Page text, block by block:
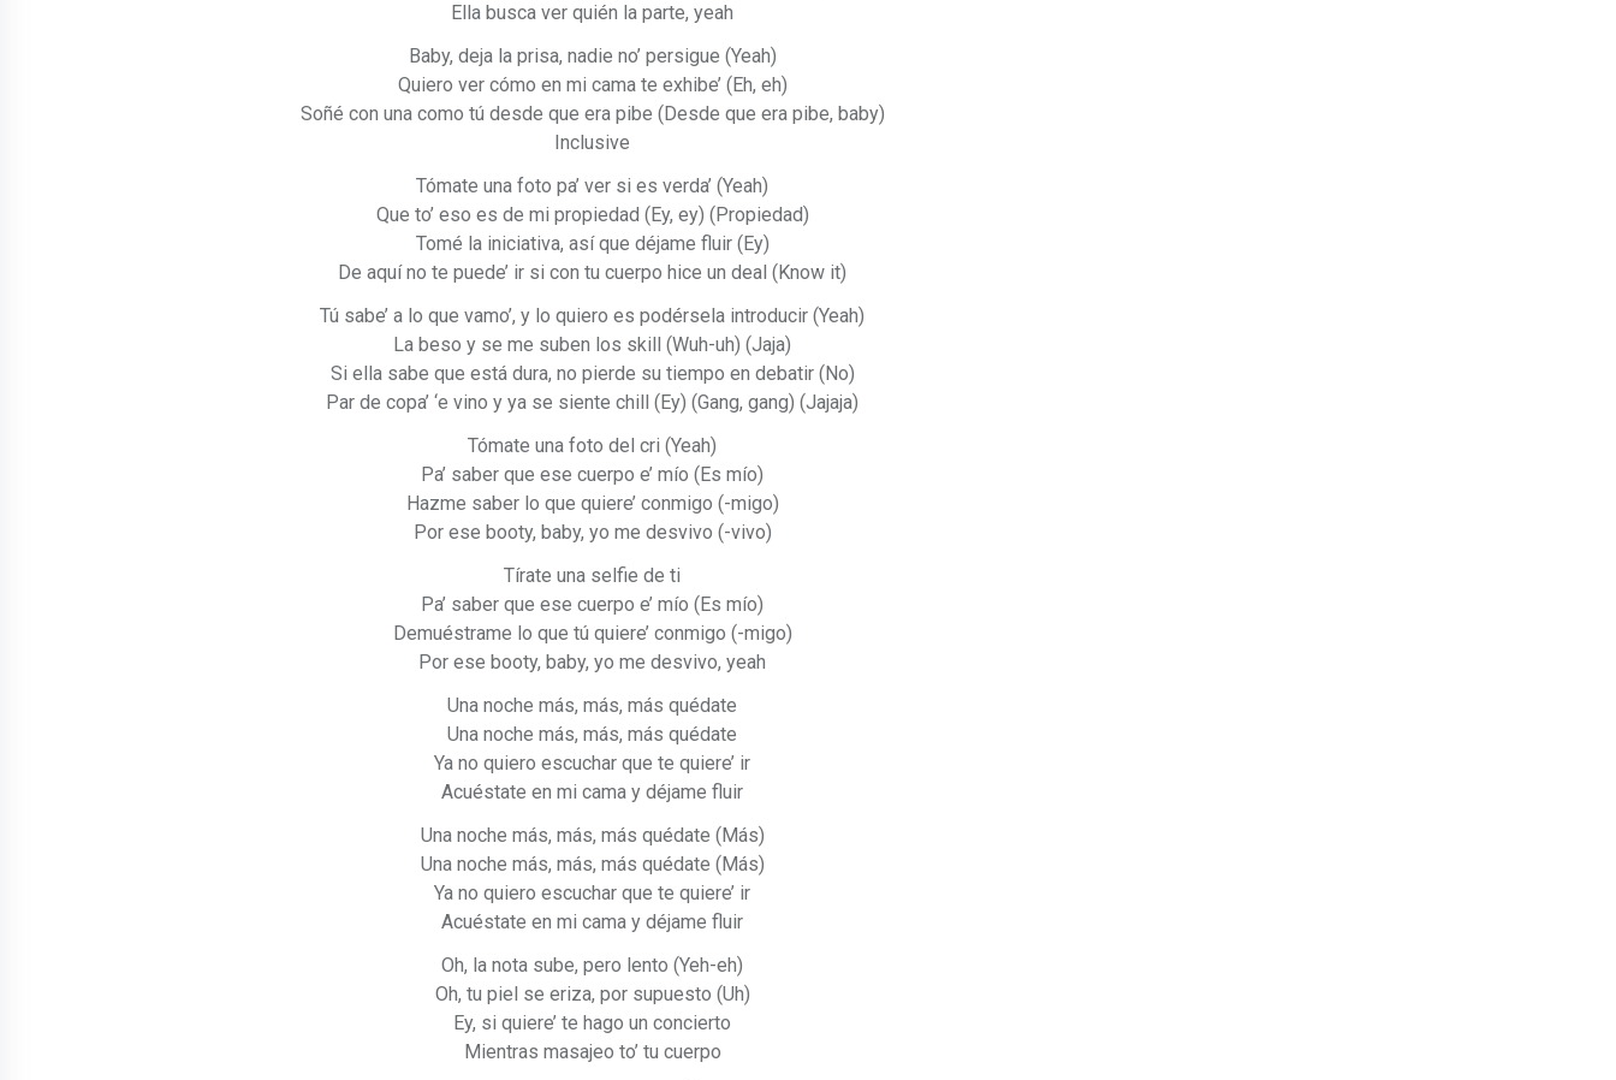
Ella busca ver quién la parte, yeah
Baby, deja la prisa, nadie no’ persigue (Yeah)
Quiero ver cómo en mi cama te exhibe’ (Eh, eh)
Soñé con una como tú desde que era pibe (Desde que era pibe, baby)
Inclusive
Tómate una foto pa’ ver si es verda’ (Yeah)
Que to’ eso es de mi propiedad (Ey, ey) (Propiedad)
Tomé la iniciativa, así que déjame fluir (Ey)
De aquí no te puede’ ir si con tu cuerpo hice un deal (Know it)
Tú sabe’ a lo que vamo’, y lo quiero es podérsela introducir (Yeah)
La beso y se me suben los skill (Wuh-uh) (Jaja)
Si ella sabe que está dura, no pierde su tiempo en debatir (No)
Par de copa’ ‘e vino y ya se siente chill (Ey) (Gang, gang) (Jajaja)
Tómate una foto del cri (Yeah)
Pa’ saber que ese cuerpo e’ mío (Es mío)
Hazme saber lo que quiere’ conmigo (-migo)
Por ese booty, baby, yo me desvivo (-vivo)
Tírate una selfie de ti
Pa’ saber que ese cuerpo e’ mío (Es mío)
Demuéstrame lo que tú quiere’ conmigo (-migo)
Por ese booty, baby, yo me desvivo, yeah
Una noche más, más, más quédate
Una noche más, más, más quédate
Ya no quiero escuchar que te quiere’ ir
Acuéstate en mi cama y déjame fluir
Una noche más, más, más quédate (Más)
Una noche más, más, más quédate (Más)
Ya no quiero escuchar que te quiere’ ir
Acuéstate en mi cama y déjame fluir
Oh, la nota sube, pero lento (Yeh-eh)
Oh, tu piel se eriza, por supuesto (Uh)
Ey, si quiere’ te hago un concierto
Mientras masajeo to’ tu cuerpo